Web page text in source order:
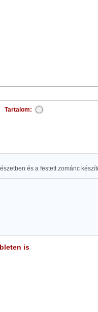
Tartalom:
és a festett zománc
is